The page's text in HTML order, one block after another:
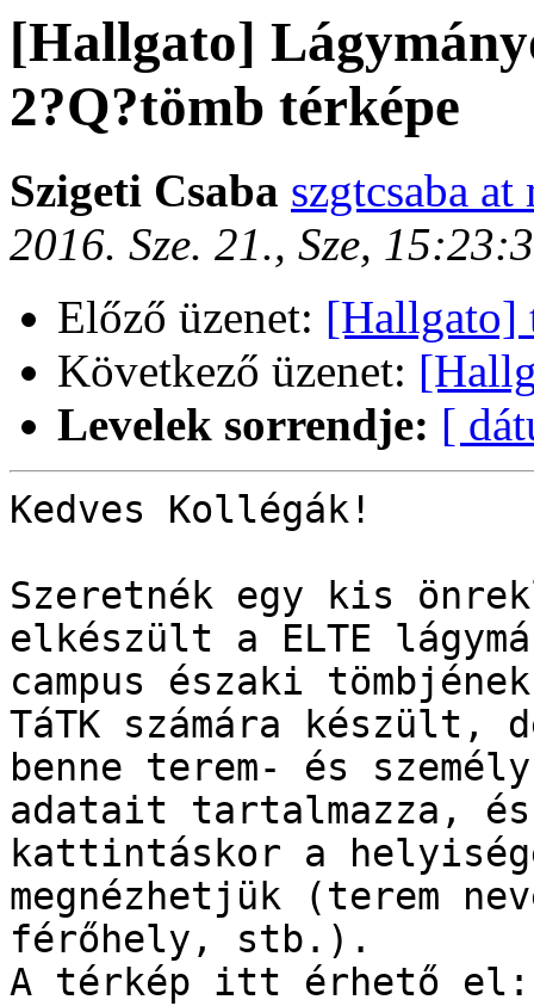
[Hallgato]
2?Q?tömb térképe
Szigeti Csaba szgtcsaba
2016. Sze. 21., Sze,
Előző üzenet: [Hallgato]
Következő üzenet:
Levelek sorrendje: [
Kedves Kollégák!
Szeretnék egy kis
elkészült a ELTE
campus északi
TáTK számára készült,
benne terem- és
adatait tartalmazza, és
kattintáskor a
megnézhetjük (terem
férőhely, stb.).
A térkép itt érhető el: